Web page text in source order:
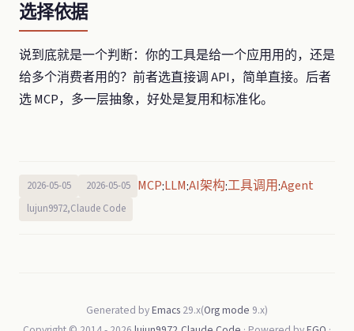
选择依据
说到底就是一个判断：你的工具是给一个应用用的，还是
给多个消费者用的？前者选直接调 API，简单直接。后者
选 MCP，多一层抽象，好处是复用和标准化。
2026-05-05 2026-05-05 MCP:LLM:AI架构:工具调用:Agent
lujun9972,Claude Code
Generated byEmacs 29.x(Org mode 9.x)